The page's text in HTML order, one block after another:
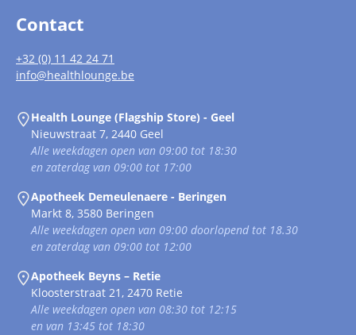
Contact
+32 (0) 11 42 24 71
info@healthlounge.be
Health Lounge (Flagship Store) - Geel
Nieuwstraat 7, 2440 Geel
Alle weekdagen open van 09:00 tot 18:30
en zaterdag van 09:00 tot 17:00
Apotheek Demeulenaere - Beringen
Markt 8, 3580 Beringen
Alle weekdagen open van 09:00 doorlopend tot 18.30
en zaterdag van 09:00 tot 12:00
Apotheek Beyns – Retie
Kloosterstraat 21, 2470 Retie
Alle weekdagen open van 08:30 tot 12:15
en van 13:45 tot 18:30